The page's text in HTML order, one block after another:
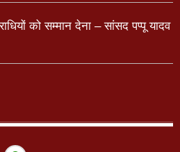
को सम्मान देना – सांसद पप्पू यादव